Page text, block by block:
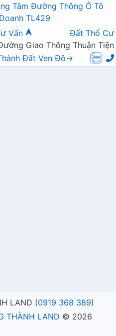
Tâm Đường Thông Ô Tô
TL429
Vấn
Đất Thổ Cư
Giao Thông Thuận Tiện
Đất Ven Đô→
LAND (0919 368 389)
THÀNH LAND © 2026